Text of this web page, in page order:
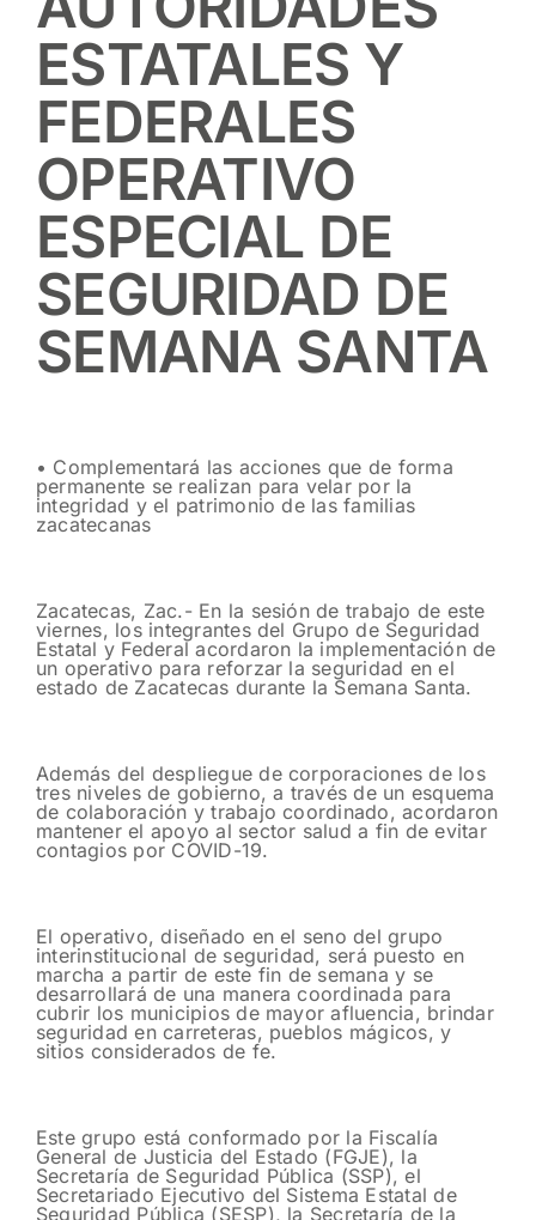
ESTATALES Y
FEDERALES
OPERATIVO
ESPECIAL DE
SEGURIDAD DE
SEMANA SANTA
• Complementará las acciones que de forma
permanente se realizan para velar por la
integridad y el patrimonio de las familias
zacatecanas
Zacatecas, Zac.- En la sesión de trabajo de este
viernes, los integrantes del Grupo de Seguridad
Estatal y Federal acordaron la implementación de
un operativo para reforzar la seguridad en el
estado de Zacatecas durante la Semana Santa.
Además del despliegue de corporaciones de los
tres niveles de gobierno, a través de un esquema
de colaboración y trabajo coordinado, acordaron
mantener el apoyo al sector salud a fin de evitar
contagios por COVID-19.
El operativo, diseñado en el seno del grupo
interinstitucional de seguridad, será puesto en
marcha a partir de este fin de semana y se
desarrollará de una manera coordinada para
cubrir los municipios de mayor afluencia, brindar
seguridad en carreteras, pueblos mágicos, y
sitios considerados de fe.
Este grupo está conformado por la Fiscalía
General de Justicia del Estado (FGJE), la
Secretaría de Seguridad Pública (SSP), el
Secretariado Ejecutivo del Sistema Estatal de
Seguridad Pública (SESP), la Secretaría de la